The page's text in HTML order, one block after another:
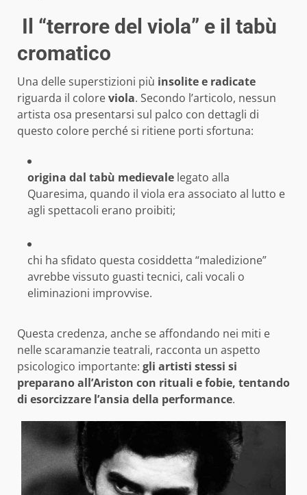
Il “terrore del viola” e il tabù
cromatico
Una delle superstizioni più insolite e radicate
riguarda il coloreviola. Secondo l’articolo, nessun
artista osa presentarsi sul palco con dettagli di
questo colore perché si ritiene porti sfortuna:
origina dal tabù medievale legato alla
Quaresima, quando il viola era associato al lutto e
agli spettacoli erano proibiti;
chi ha sfidato questa cosiddetta “maledizione”
avrebbe vissuto guasti tecnici, cali vocali o
eliminazioni improvvise.
Questa credenza, anche se affondando nei miti e
nelle scaramanzie teatrali, racconta un aspetto
psicologico importante: gli artisti stessi si
preparano all’Ariston con rituali e fobie, tentando
di esorcizzare l’ansia della performance.